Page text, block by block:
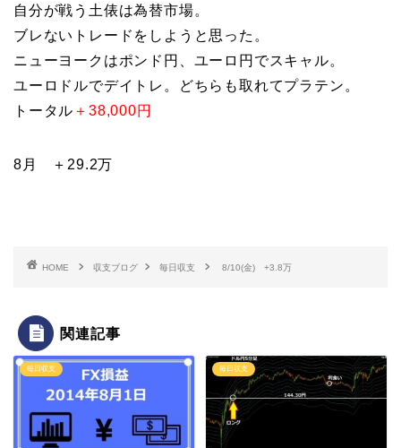
自分が戦う土俵は為替市場。
ブレないトレードをしようと思った。
ニューヨークはポンド円、ユーロ円でスキャル。
ユーロドルでデイトレ。どちらも取れてプラテン。
トータル ＋38,000円
8月 ＋29.2万
HOME 収支ブログ 毎日収支 8/10(金) +3.8万
関連記事
毎日収支 毎日収支